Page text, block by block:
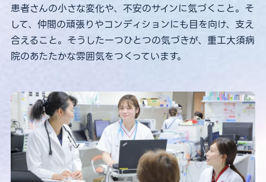
患者さんの小さな変化や、不安のサインに気づくこと。そ
して、仲間の頑張りやコンディションにも目を向け、支え
合えること。そうした一つひとつの気づきが、重工大須病
院のあたたかな雰囲気をつくっています。